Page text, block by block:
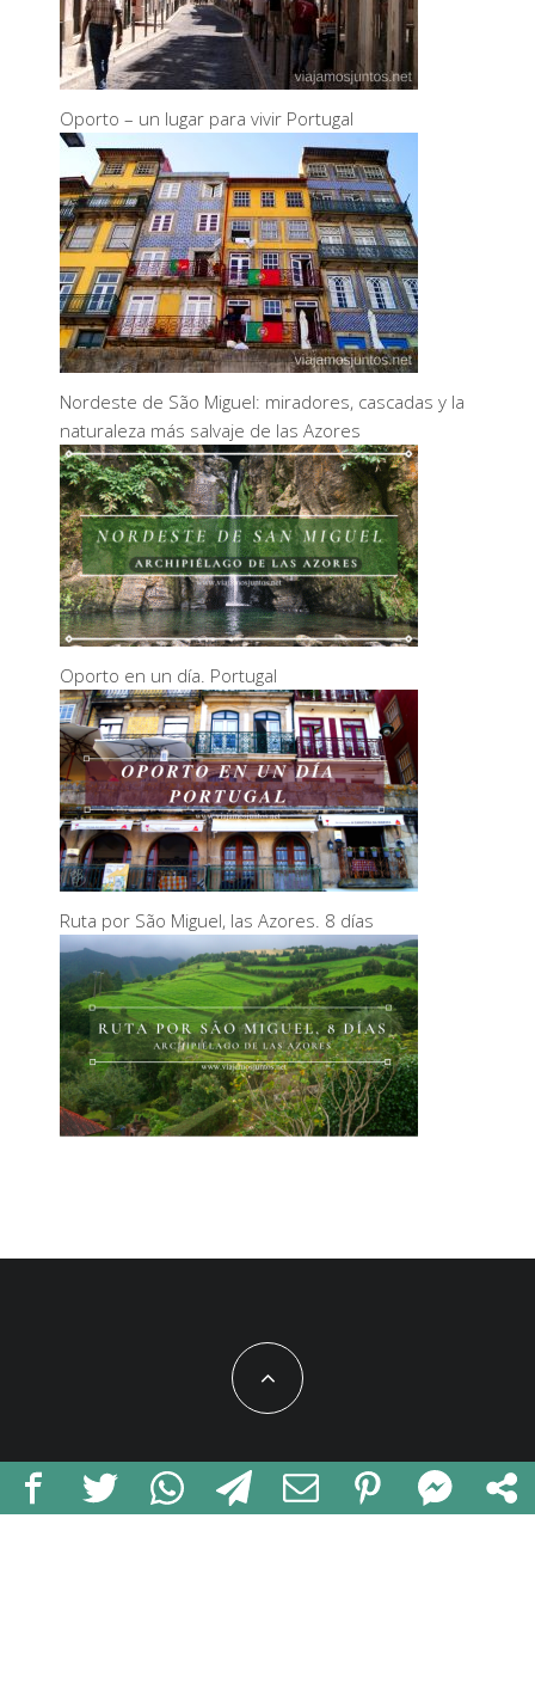
Oporto – un lugar para vivir Portugal
Nordeste de São Miguel: miradores, cascadas y la
naturaleza más salvaje de las Azores
Oporto en un día. Portugal
Ruta por São Miguel, las Azores. 8 días